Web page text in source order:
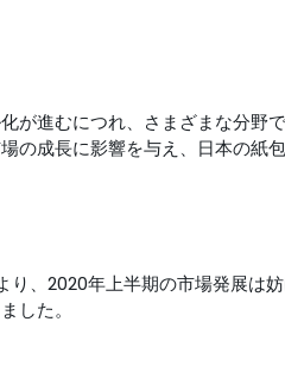
が進むにつれ、さまざまな分野
の成長に影響を与え、日本の紙
り、2020年上半期の市場発展は
した。